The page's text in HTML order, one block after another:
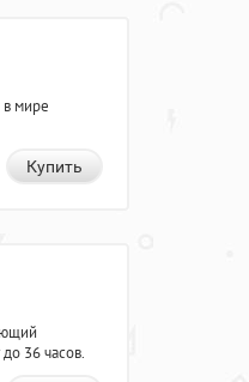
мире
Купить
36 часов.